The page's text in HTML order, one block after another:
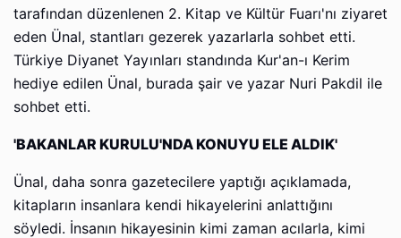
tarafından düzenlenen 2. Kitap ve Kültür Fuarı'nı ziyaret
eden Ünal, stantları gezerek yazarlarla sohbet etti.
Türkiye Diyanet Yayınları standında Kur'an-ı Kerim
hediye edilen Ünal, burada şair ve yazar Nuri Pakdil ile
sohbet etti.
'BAKANLAR KURULU'NDA KONUYU ELE ALDIK'
Ünal, daha sonra gazetecilere yaptığı açıklamada,
kitapların insanlara kendi hikayelerini anlattığını
söyledi. İnsanın hikayesinin kimi zaman acılarla, kimi